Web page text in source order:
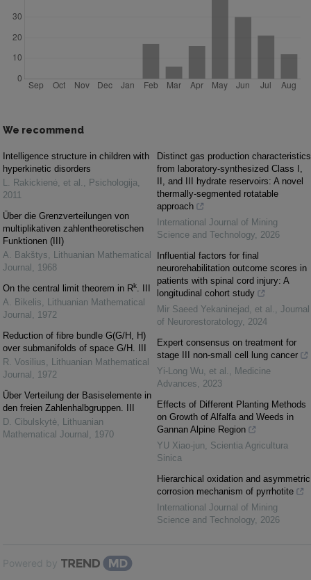
We recommend
Intelligence structure in children with
hyperkinetic disorders
L. Rakickienė, et al.
Psichologija
2011
Über die Grenzverteilungen von
multiplikativen zahlentheoretischen
Funktionen (III)
A. Bakštys
Lithuanian Mathematical
Journal
1968
On the central limit theorem in Rk
. III
A. Bikelis
Lithuanian Mathematical
Journal
1972
Reduction of fibre bundle G(G/H, H)
over submanifolds of space G/H. III
R. Vosilius
Lithuanian Mathematical
Journal
1972
Über Verteilung der Basiselemente in
den freien Zahlenhalbgruppen. III
D. Cibulskytė Lithuanian
Mathematical Journal
1970
Distinct gas production characteristics
from laboratory-synthesized Class I,
II, and III hydrate reservoirs: A novel
thermally-segmented rotatable
approach
International Journal of Mining
Science and Technology 2026
Influential factors for final
neurorehabilitation outcome scores in
patients with spinal cord injury: A
longitudinal cohort study
Mir Saeed Yekaninejad, et al.
Journal
of Neurorestoratology 2024
Expert consensus on treatment for
stage III non‐small cell lung cancer
Yi‐Long Wu, et al.
Medicine
Advances
2023
Effects of Different Planting Methods
on Growth of Alfalfa and Weeds in
Gannan Alpine Region
YU Xiao-jun
Scientia Agricultura
Sinica
Hierarchical oxidation and asymmetric
corrosion mechanism of pyrrhotite
International Journal of Mining
Science and Technology 2026
Powered by